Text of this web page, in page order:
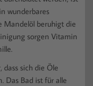
wunderbares
Mandelöl beruhigt die
sorgen Vitamin
sich die Öle
Das Bad ist für alle